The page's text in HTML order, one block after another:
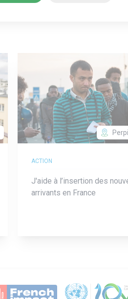
ACTION
J'aide à l’insertion des
arrivants en France